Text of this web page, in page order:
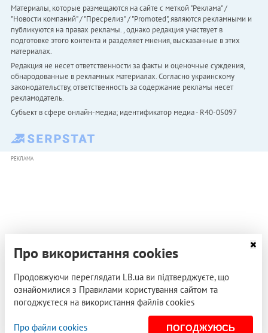
Материалы, которые размещаются на сайте с меткой "Реклама" /
"Новости компаний" / "Пресрелиз" / "Promoted", являются рекламными и
публикуются на правах рекламы. , однако редакция участвует в
подготовке этого контента и разделяет мнения, высказанные в этих
материалах.
Редакция не несет ответственности за факты и оценочные суждения,
обнародованные в рекламных материалах. Согласно украинскому
законодательству, ответственность за содержание рекламы несет
рекламодатель.
Субъект в сфере онлайн-медиа; идентификатор медиа - R40-05097
РЕКЛАМА
Про використання cookies
Продовжуючи переглядати LB.ua ви підтверджуєте, що
ознайомилися з Правилами користування сайтом та
погоджуєтеся на використання файлів cookies
Про файли cookies ПОГОДЖУЮСЬ